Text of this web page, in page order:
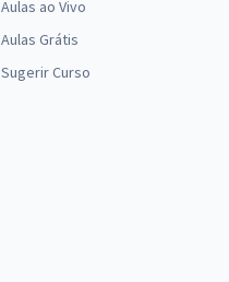
Aulas ao Vivo
Aulas Grátis
Sugerir Curso